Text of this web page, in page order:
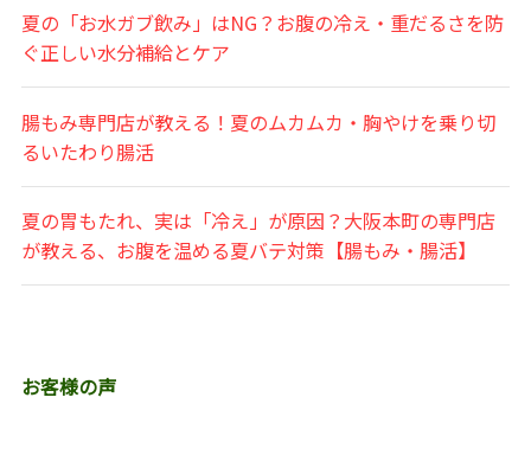
夏の「お水ガブ飲み」はNG？お腹の冷え・重だるさを防
ぐ正しい水分補給とケア
腸もみ専門店が教える！夏のムカムカ・胸やけを乗り切
るいたわり腸活
夏の胃もたれ、実は「冷え」が原因？大阪本町の専門店
が教える、お腹を温める夏バテ対策【腸もみ・腸活】
お客様の声